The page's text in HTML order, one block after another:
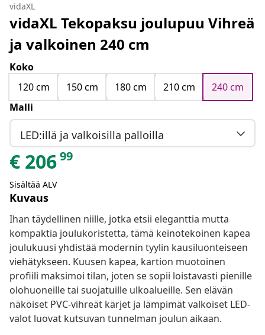
vidaXL
vidaXL Tekopaksu joulupuu Vihreä
ja valkoinen 240 cm
Koko
120 cm
150 cm 180 cm 210 cm
240 cm
Malli
LED:illä ja valkoisilla palloilla
€ 20699
Sisältää ALV
Kuvaus
Ihan täydellinen niille, jotka etsii eleganttia mutta
kompaktia joulukoristetta, tämä keinotekoinen kapea
joulukuusi yhdistää modernin tyylin kausiluonteiseen
viehätykseen. Kuusen kapea, kartion muotoinen
profiili maksimoi tilan, joten se sopii loistavasti pienille
olohuoneille tai suojatuille ulkoalueille. Sen elävän
näköiset PVC-vihreät kärjet ja lämpimät valkoiset LED-
valot luovat kutsuvan tunnelman joulun aikaan.